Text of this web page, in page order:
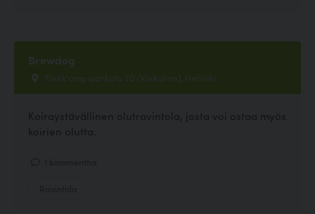
Brewdog
Tarkk'ampujankatu 20 (Viiskulma), Helsinki
Koiraystävällinen olutravintola, josta voi ostaa myös
koirien olutta.